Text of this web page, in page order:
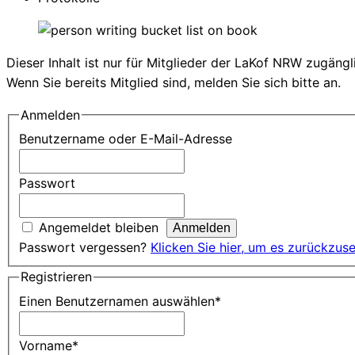
Dieser Inhalt ist nur für Mitglieder der LaKof NRW
Wenn Sie bereits Mitglied sind, melden Sie sich bitte an.
Anmelden
Benutzername oder E-Mail-Adresse
Passwort
Angemeldet bleiben
Passwort vergessen? Klicken Sie hier, um es
Registrieren
Einen Benutzernamen auswählen*
Vorname*